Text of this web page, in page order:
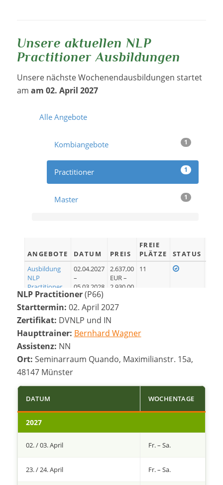
Unsere aktuellen NLP
Practitioner Ausbildungen
Unsere nächste Wochenendausbildungen startet
am am 02. April 2027
Alle Angebote
1
Kombiangebote
1
Practitioner
1
Master
ANGEBOTE DATUM PREIS
FREIE
PLÄTZE
STATUS
Ausbildung
NLP
Practitioner
P66
02.04.2027
–
05.03.2028
2.637,00
EUR –
2.930,00
11
NLP Practitioner(P66)
Starttermin: 02. April 2027
Zertifikat: DVNLP und IN
Haupttrainer: Bernhard Wagner
Assistenz: NN
Ort: Seminarraum Quando, Maximilianstr. 15a,
48147 Münster
DATUM WOCHENTAGE
2027
02. / 03. April Fr. – Sa.
23. / 24. April Fr. – Sa.